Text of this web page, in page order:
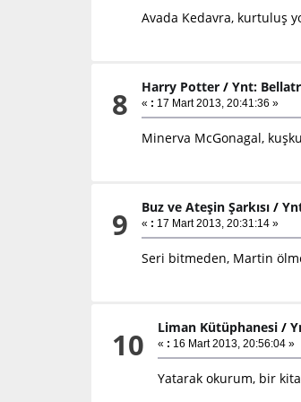
Avada Kedavra, kurtuluş
8 Harry Potter /Ynt:
« : 17 Mart 2013, 20:41:36 »
Minerva McGonagal,
9 Buz ve Ateşin Şarkısı /
« : 17 Mart 2013, 20:31:14 »
Seri bitmeden, Martin
10 Liman Kütüphanesi /
« : 16 Mart 2013, 20:56:04 »
Yatarak okurum, bir